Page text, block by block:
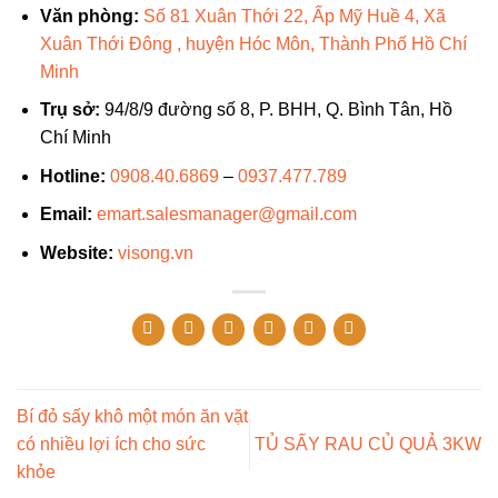
Văn phòng: Số 81 Xuân Thới 22, Ấp Mỹ Huề 4, Xã
Xuân Thới Đông , huyện Hóc Môn, Thành Phố Hồ Chí
Minh
Trụ sở: 94/8/9 đường số 8, P. BHH, Q. Bình Tân, Hồ
Chí Minh
Hotline: 0908.40.6869– 0937.477.789
Email: emart.salesmanager@gmail.com
Website: visong.vn
Bí đỏ sấy khô một món ăn vặt
có nhiều lợi ích cho sức
khỏe
TỦ SẤY RAU CỦ QUẢ 3KW